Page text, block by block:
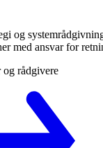
og
med ansvar for
og rådgivere